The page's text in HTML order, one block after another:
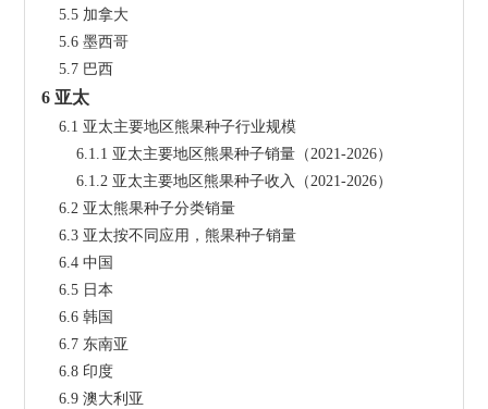
    5.5 加拿大
    5.6 墨西哥
    5.7 巴西
6 亚太
    6.1 亚太主要地区熊果种子行业规模
        6.1.1 亚太主要地区熊果种子销量（2021-2026）
        6.1.2 亚太主要地区熊果种子收入（2021-2026）
    6.2 亚太熊果种子分类销量
    6.3 亚太按不同应用，熊果种子销量
    6.4 中国
    6.5 日本
    6.6 韩国
    6.7 东南亚
    6.8 印度
    6.9 澳大利亚